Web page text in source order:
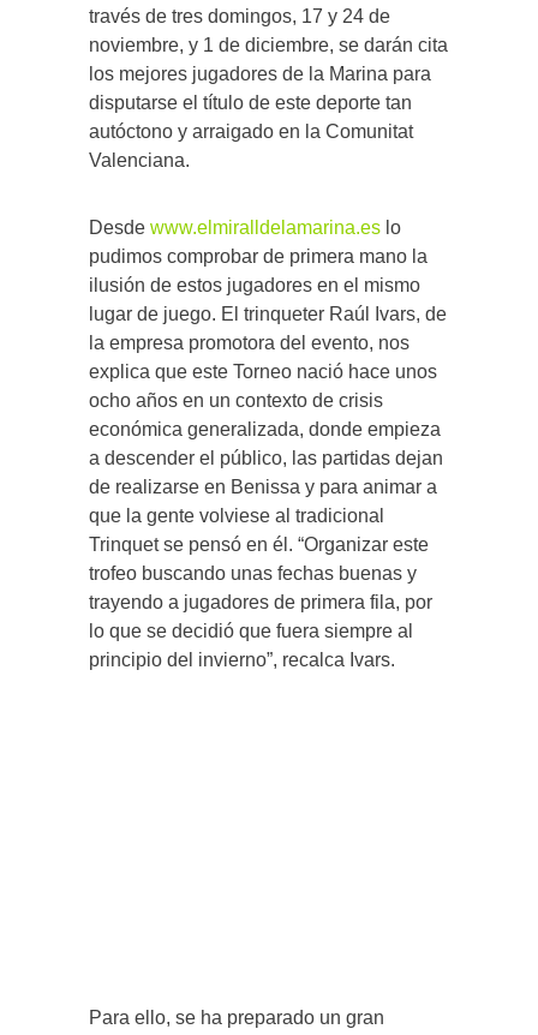
través de tres domingos, 17 y 24 de
noviembre, y 1 de diciembre, se darán cita
los mejores jugadores de la Marina para
disputarse el título de este deporte tan
autóctono y arraigado en la Comunitat
Valenciana.
Desde www.elmiralldelamarina.es lo
pudimos comprobar de primera mano la
ilusión de estos jugadores en el mismo
lugar de juego. El trinqueter Raúl Ivars, de
la empresa promotora del evento, nos
explica que este Torneo nació hace unos
ocho años en un contexto de crisis
económica generalizada, donde empieza
a descender el público, las partidas dejan
de realizarse en Benissa y para animar a
que la gente volviese al tradicional
Trinquet se pensó en él. “Organizar este
trofeo buscando unas fechas buenas y
trayendo a jugadores de primera fila, por
lo que se decidió que fuera siempre al
principio del invierno”, recalca Ivars.
Para ello, se ha preparado un gran